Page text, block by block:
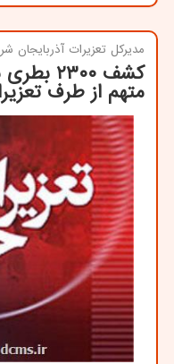
مدیركل تعزیرات آذربایجان
كشف
متهم از طرف